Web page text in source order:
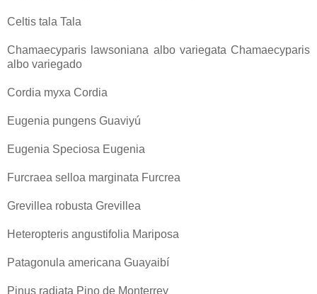
Celtis tala Tala
Chamaecyparis lawsoniana albo variegata Chamaecyparis
albo variegado
Cordia myxa Cordia
Eugenia pungens Guaviyú
Eugenia Speciosa Eugenia
Furcraea selloa marginata Furcrea
Grevillea robusta Grevillea
Heteropteris angustifolia Mariposa
Patagonula americana Guayaibí
Pinus radiata Pino de Monterrey